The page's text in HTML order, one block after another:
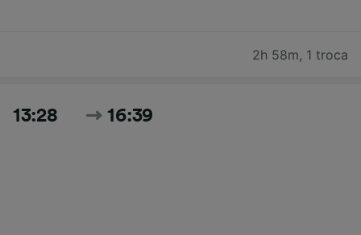
2h 58m, 1 troca
13:28 16:39